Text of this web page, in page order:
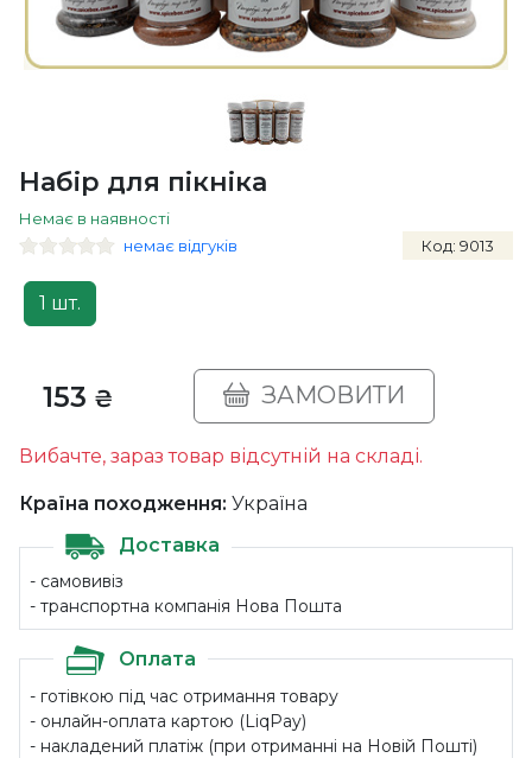
Набір для пікніка
Немає в наявності
немає відгуків
Код: 9013
1 шт.
153 ₴ ЗАМОВИТИ
Вибачте, зараз товар відсутній на складі.
Країна походження: Україна
Доставка
- самовивіз
- транспортна компанія Нова Пошта
Оплата
- готівкою під час отримання товару
- онлайн-оплата картою (LiqPay)
- накладений платіж (при отриманні на Новій Пошті)